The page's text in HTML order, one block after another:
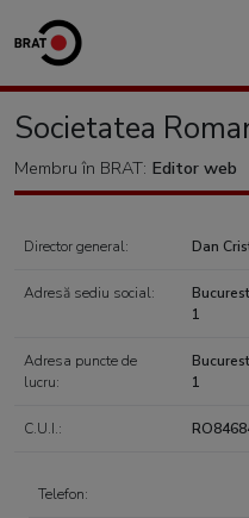
Societatea
Membru în BRAT: Editor web
Director general: Dan
Adresă sediu social:
1
Adresa puncte de
lucru:
1
C.U.I.:
Telefon: